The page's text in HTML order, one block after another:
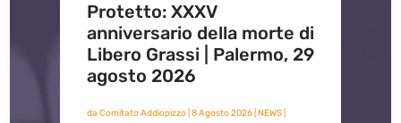
Protetto: XXXV
anniversario della morte di
Libero Grassi | Palermo, 29
agosto 2026
da Comitato Addiopizzo| 8 Agosto 2026| NEWS|